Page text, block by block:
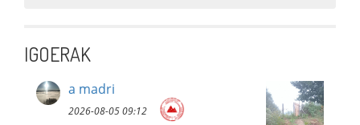
IGOERAK
a madri
2026-08-05 09:12